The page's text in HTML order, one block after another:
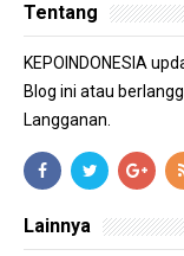
Tentang
KEPOINDONESIA
Blog ini atau
Langganan.
Lainnya